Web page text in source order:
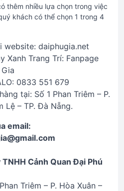
thêm nhiều lựa chọn trong việc
khách có thể chọn 1 trong 4
daiphugia.net
Xanh Trang Trí: Fanpage
0833 551 679
tại: Số 1 Phan Triêm – P.
Lệ – TP. Đà Nẵng.
email:
Cảnh Quan Đại Phú
Triêm – P. Hòa Xuân –